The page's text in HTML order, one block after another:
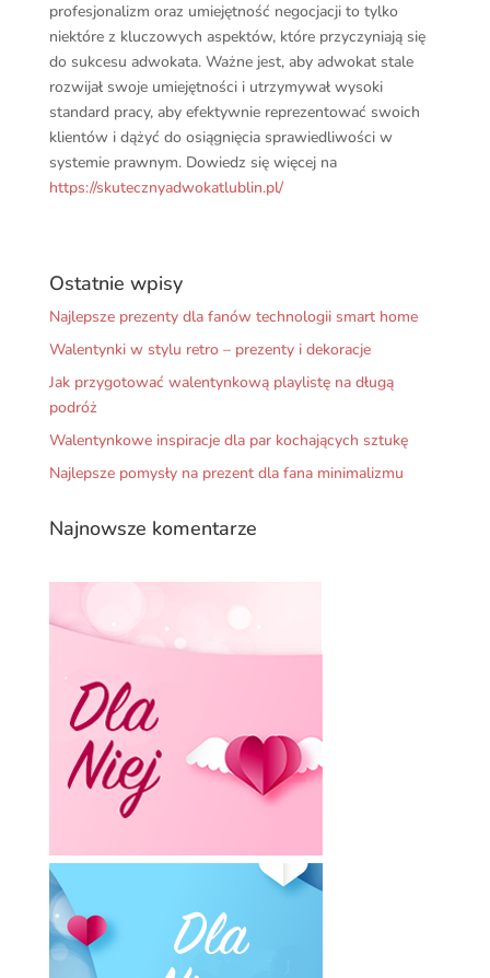
profesjonalizm oraz umiejętność negocjacji to tylko
niektóre z kluczowych aspektów, które przyczyniają się
do sukcesu adwokata. Ważne jest, aby adwokat stale
rozwijał swoje umiejętności i utrzymywał wysoki
standard pracy, aby efektywnie reprezentować swoich
klientów i dążyć do osiągnięcia sprawiedliwości w
systemie prawnym. Dowiedz się więcej na
https://skutecznyadwokatlublin.pl/
Ostatnie wpisy
Najlepsze prezenty dla fanów technologii smart home
Walentynki w stylu retro – prezenty i dekoracje
Jak przygotować walentynkową playlistę na długą
podróż
Walentynkowe inspiracje dla par kochających sztukę
Najlepsze pomysły na prezent dla fana minimalizmu
Najnowsze komentarze